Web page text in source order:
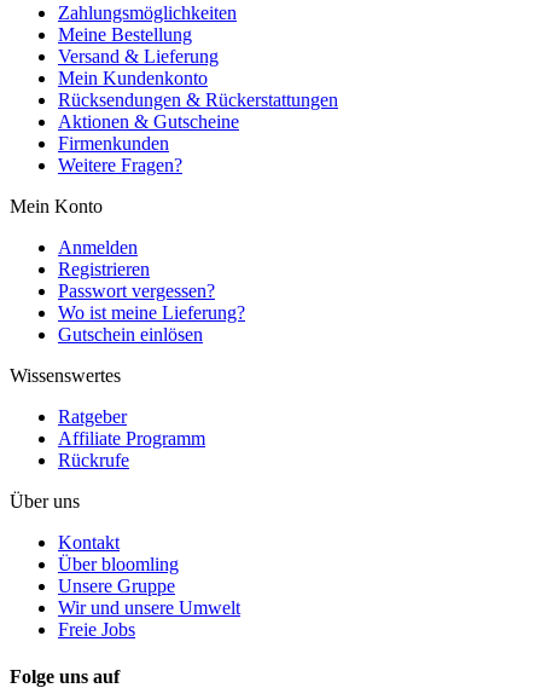
Zahlungsmöglichkeiten
Meine Bestellung
Versand & Lieferung
Mein Kundenkonto
Rücksendungen & Rückerstattungen
Aktionen & Gutscheine
Firmenkunden
Weitere Fragen?
Mein Konto
Anmelden
Registrieren
Passwort vergessen?
Wo ist meine Lieferung?
Gutschein einlösen
Wissenswertes
Ratgeber
Affiliate Programm
Rückrufe
Über uns
Kontakt
Über bloomling
Unsere Gruppe
Wir und unsere Umwelt
Freie Jobs
Folge uns auf